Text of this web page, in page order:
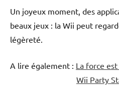
Un joyeux moment, des
beaux jeux : la Wii peut
légèreté.
A lire également : La force
Wii Party